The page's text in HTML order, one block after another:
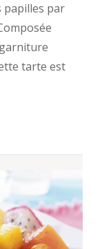
papilles par
tarte est